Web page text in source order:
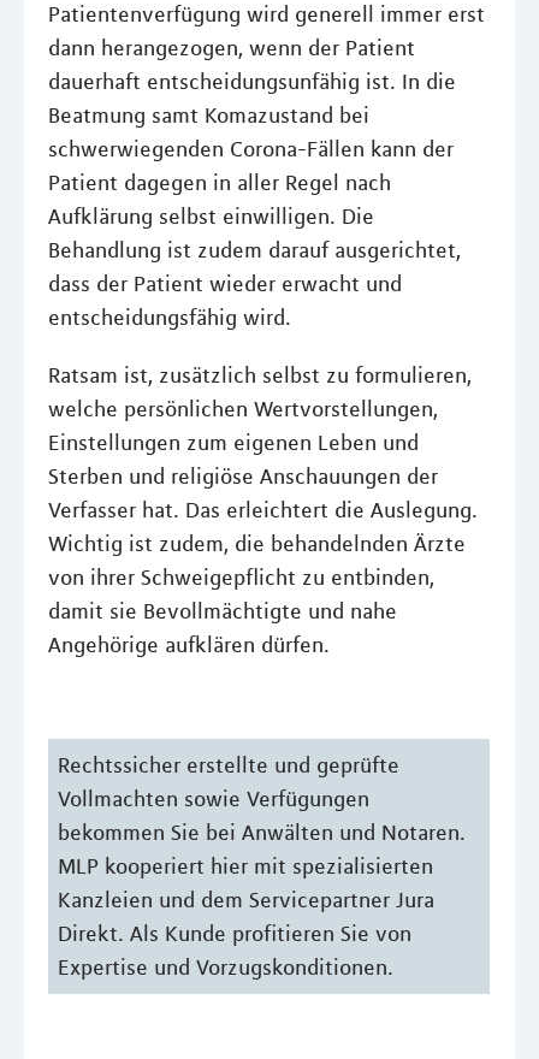
Patientenverfügung wird generell immer erst
dann herangezogen, wenn der Patient
dauerhaft entscheidungsunfähig ist. In die
Beatmung samt Komazustand bei
schwerwiegenden Corona-Fällen kann der
Patient dagegen in aller Regel nach
Aufklärung selbst einwilligen. Die
Behandlung ist zudem darauf ausgerichtet,
dass der Patient wieder erwacht und
entscheidungsfähig wird.
Ratsam ist, zusätzlich selbst zu formulieren,
welche persönlichen Wertvorstellungen,
Einstellungen zum eigenen Leben und
Sterben und religiöse Anschauungen der
Verfasser hat. Das erleichtert die Auslegung.
Wichtig ist zudem, die behandelnden Ärzte
von ihrer Schweigepflicht zu entbinden,
damit sie Bevollmächtigte und nahe
Angehörige aufklären dürfen.
Rechtssicher erstellte und geprüfte
Vollmachten sowie Verfügungen
bekommen Sie bei Anwälten und Notaren.
MLP kooperiert hier mit spezialisierten
Kanzleien und dem Servicepartner Jura
Direkt. Als Kunde profitieren Sie von
Expertise und Vorzugskonditionen.